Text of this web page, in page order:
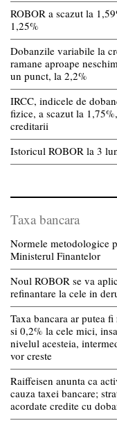
ROBOR a scazut la
1,25%
Dobanzile variabile la
ramane aproape
un punct, la 2,2%
IRCC, indicele de
fizice, a scazut la
creditarii
Istoricul ROBOR la 3
Taxa bancara
Normele metodologice
Ministerul Finantelor
Noul ROBOR se va
refinantare la cele in
Taxa bancara ar putea
si 0,2% la cele mici,
nivelul acesteia,
vor creste
Raiffeisen anunta ca
cauza taxei bancare;
acordate credite cu